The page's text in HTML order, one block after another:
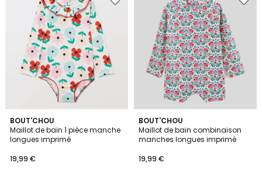
BOUT'CHOU
Maillot de bain 1 pièce manche
longues imprimé
19,99 €
BOUT'CHOU
Maillot de bain combinaison
manches longues imprimé
19,99 €